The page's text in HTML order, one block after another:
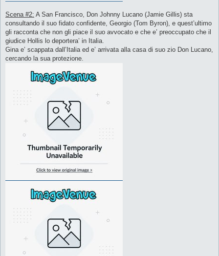
Scena #2: A San Francisco, Don Johnny Lucano (Jamie Gillis) sta
consultando il suo fidato confidente, Georgio (Tom Byron), e quest’ultimo
gli racconta che non gli piace il suo avvocato e che e’ preoccupato che il
giudice Hollis lo deportera’ in Italia.
Gina e’ scappata dall’Italia ed e’ arrivata alla casa di suo zio Don Lucano,
cercando la sua protezione.